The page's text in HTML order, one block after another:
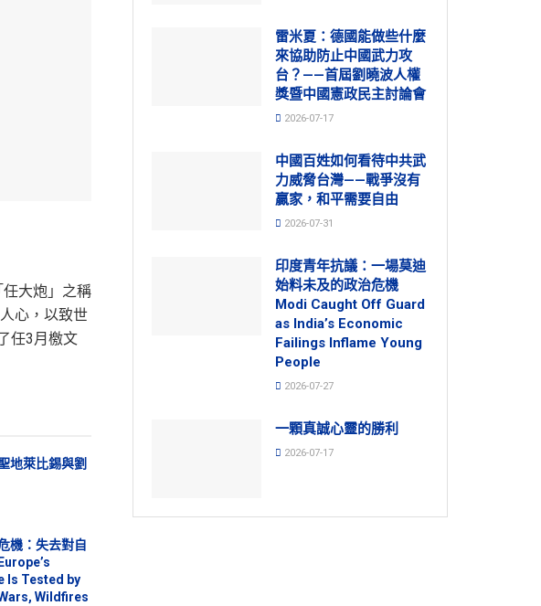
大炮」之稱
心，以致世
任3月檄文
地萊比錫與劉
機：失去對自
Is Tested by
Wildfires
雷米夏：德國能做些什麼
來協助防止中國武力攻
台？——首屆劉曉波人權
獎暨中國憲政民主討論會
2026-07-17
中國百姓如何看待中共武
力威脅台灣——戰爭沒有
贏家，和平需要自由
2026-07-31
印度青年抗議：一場莫迪
始料未及的政治危機
Modi Caught Off Guard
as India’s Economic
Failings Inflame Young
People
2026-07-27
一顆真誠心靈的勝利
2026-07-17